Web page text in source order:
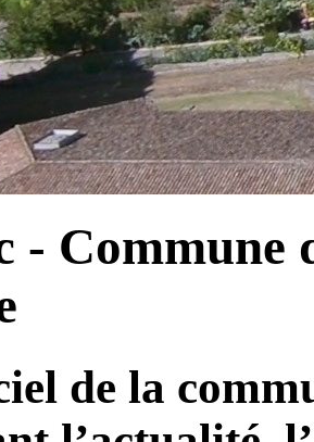
- Commune
de la